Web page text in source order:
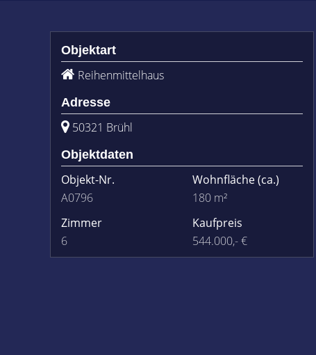
Objektart
Reihenmittelhaus
Adresse
50321 Brühl
Objektdaten
Objekt-Nr.
A0796
Wohnfläche(ca.)
180 m²
Zimmer
6
Kaufpreis
544.000,- €